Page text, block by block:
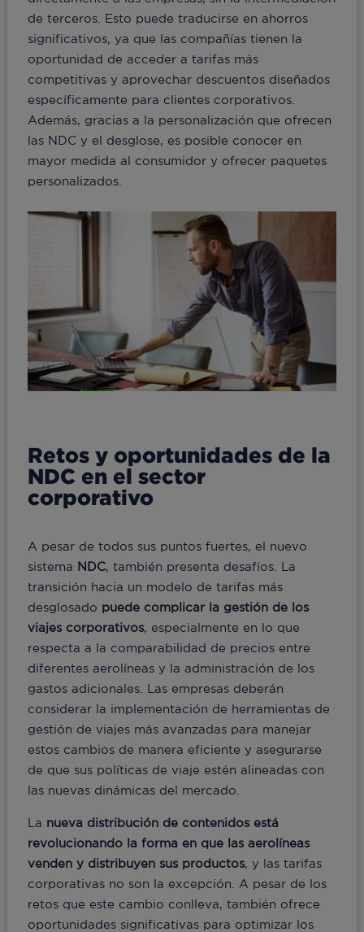
de terceros. Esto puede traducirse en ahorros
significativos, ya que las compañías tienen la
oportunidad de acceder a tarifas más
competitivas y aprovechar descuentos diseñados
específicamente para clientes corporativos.
Además, gracias a la personalización que ofrecen
las NDC y el desglose, es posible conocer en
mayor medida al consumidor y ofrecer paquetes
personalizados.
Retos y oportunidades de la
NDC en el sector
corporativo
A pesar de todos sus puntos fuertes, el nuevo
sistema NDC, también presenta desafíos. La
transición hacia un modelo de tarifas más
desglosado puede complicar la gestión de los
viajes corporativos, especialmente en lo que
respecta a la comparabilidad de precios entre
diferentes aerolíneas y la administración de los
gastos adicionales. Las empresas deberán
considerar la implementación de herramientas de
gestión de viajes más avanzadas para manejar
estos cambios de manera eficiente y asegurarse
de que sus políticas de viaje estén alineadas con
las nuevas dinámicas del mercado.
La nueva distribución de contenidos está
revolucionando la forma en que las aerolíneas
venden y distribuyen sus productos, y las tarifas
corporativas no son la excepción. A pesar de los
retos que este cambio conlleva, también ofrece
oportunidades significativas para optimizar los